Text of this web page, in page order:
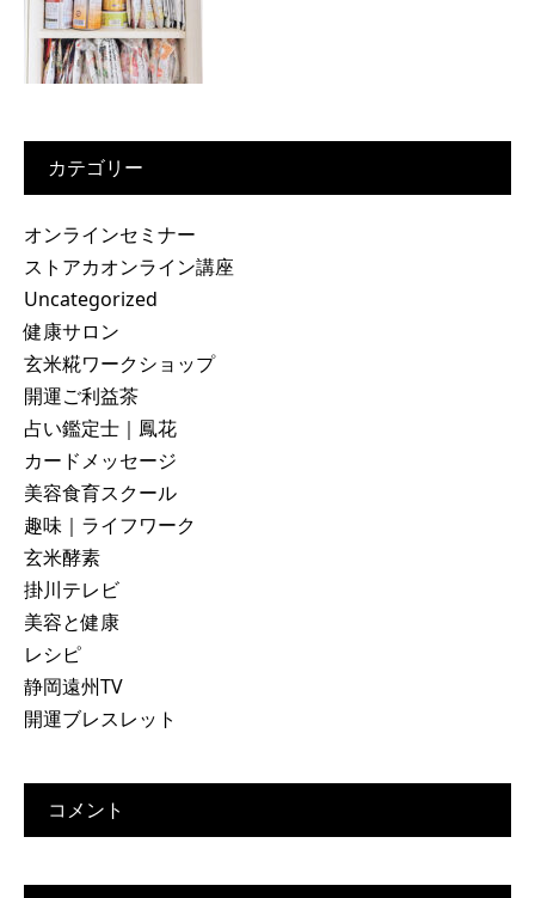
カテゴリー
オンラインセミナー
ストアカオンライン講座
Uncategorized
健康サロン
玄米糀ワークショップ
開運ご利益茶
占い鑑定士｜鳳花
カードメッセージ
美容食育スクール
趣味｜ライフワーク
玄米酵素
掛川テレビ
美容と健康
レシピ
静岡遠州TV
開運ブレスレット
コメント